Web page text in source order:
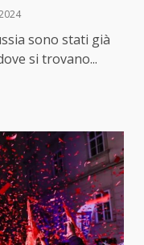
sono stati già
si trovano...